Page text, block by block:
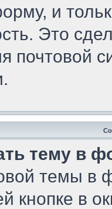
и
Это
почтовой
тему в
темы в
кнопке в